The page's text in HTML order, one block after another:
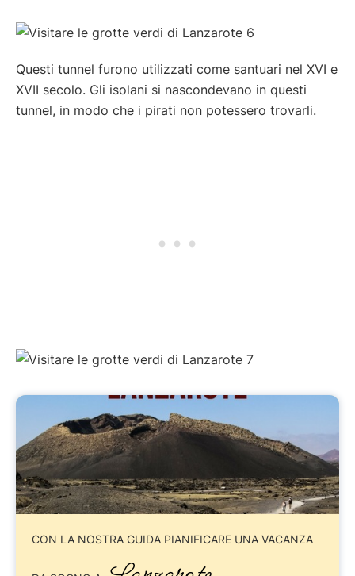
Questi tunnel furono utilizzati come santuari nel XVI e
XVII secolo. Gli isolani si nascondevano in questi
tunnel, in modo che i pirati non potessero trovarli.
CON LA NOSTRA GUIDA PIANIFICARE UNA VACANZA